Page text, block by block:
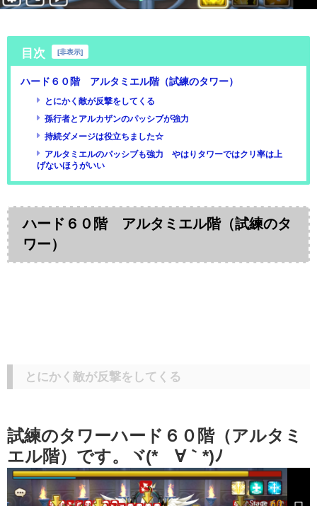
目次 [非表示]
ハード６０階 アルタミエル階（試練のタワー）
とにかく敵が反撃をしてくる
孫行者とアルカザンのパッシブが強力
持続ダメージは役立ちました☆
アルタミエルのパッシブも強力 やはりタワーではクリ率は上
げないほうがいい
ハード６０階 アルタミエル階（試練のタ
ワー）
とにかく敵が反撃をしてくる
試練のタワーハード６０階（アルタミ
エル階）です。ヾ(*´∀｀*)ﾉ